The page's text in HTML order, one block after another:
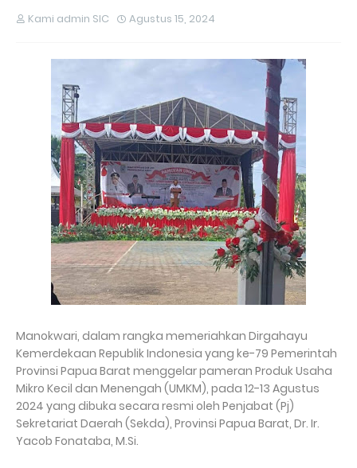
Kami admin SIC Agustus 15, 2024
Manokwari, dalam rangka memeriahkan Dirgahayu
Kemerdekaan Republik Indonesia yang ke-79 Pemerintah
Provinsi Papua Barat menggelar pameran Produk Usaha
Mikro Kecil dan Menengah (UMKM), pada 12-13 Agustus
2024 yang dibuka secara resmi oleh Penjabat (Pj)
Sekretariat Daerah (Sekda), Provinsi Papua Barat, Dr. Ir.
Yacob Fonataba, M.Si.